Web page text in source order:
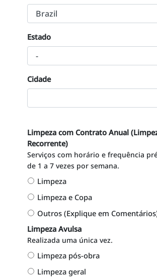
Estado
Cidade
Limpeza com Contrato Anual
Recorrente)
Serviços com horário e frequência
de 1 a 7 vezes por semana.
Limpeza
Limpeza e Copa
Outros (Explique em
Limpeza Avulsa
Realizada uma única vez.
Limpeza pós-obra
Limpeza geral